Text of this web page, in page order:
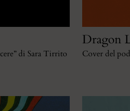
di Sara Tirrito
Dragon
Cover del